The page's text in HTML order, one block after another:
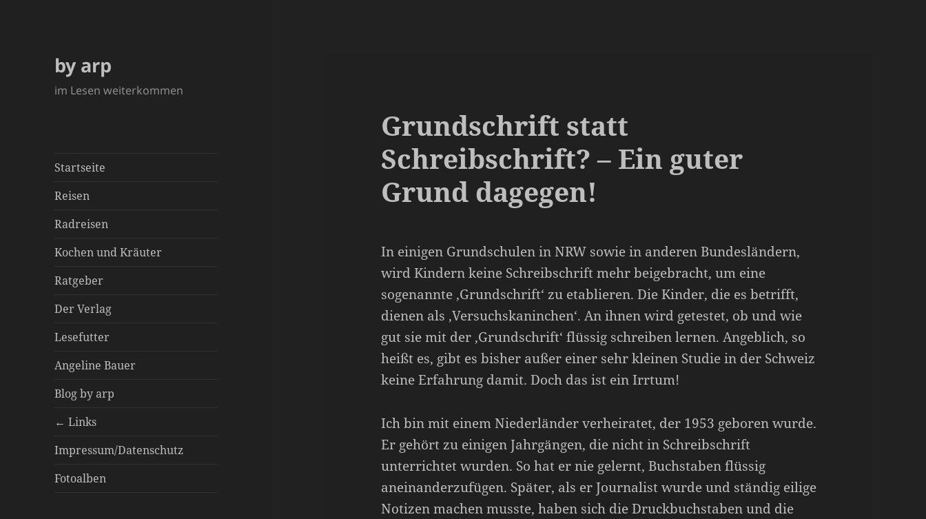
by arp
im Lesen weiterkommen
Startseite
Reisen
Radreisen
Kochen und Kräuter
Ratgeber
Der Verlag
Lesefutter
Angeline Bauer
Blog by arp
← Links
Impressum/Datenschutz
Fotoalben
Grundschrift statt
Schreibschrift? – Ein guter
Grund dagegen!
In einigen Grundschulen in NRW sowie in anderen Bundesländern,
wird Kindern keine Schreibschrift mehr beigebracht, um eine
sogenannte ‚Grundschrift‘ zu etablieren. Die Kinder, die es betrifft,
dienen als ‚Versuchskaninchen‘. An ihnen wird getestet, ob und wie
gut sie mit der ‚Grundschrift‘ flüssig schreiben lernen. Angeblich, so
heißt es, gibt es bisher außer einer sehr kleinen Studie in der Schweiz
keine Erfahrung damit. Doch das ist ein Irrtum!
Ich bin mit einem Niederländer verheiratet, der 1953 geboren wurde.
Er gehört zu einigen Jahrgängen, die nicht in Schreibschrift
unterrichtet wurden. So hat er nie gelernt, Buchstaben flüssig
aneinanderzufügen. Später, als er Journalist wurde und ständig eilige
Notizen machen musste, haben sich die Druckbuchstaben und die